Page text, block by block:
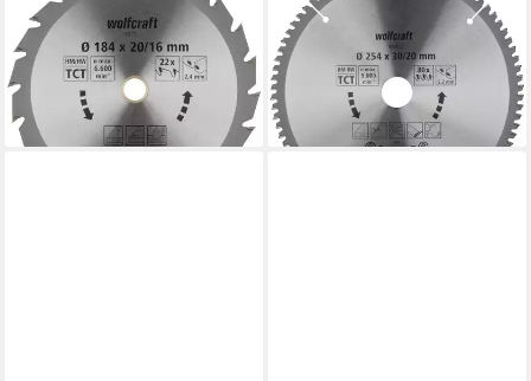
Kreissägeblatt Wolfcraft
Kreissägeblatt Ø 184 mm
Bohrung Ø 16 mm
lieferbar - in 2-3 Werktagen bei dir
Kreissägeblatt Wolfcraft
Sägeblatt 254 mm für Kapp-
Gehrungssäge
99,30 €
lieferbar - in 2-3 Werktagen bei dir